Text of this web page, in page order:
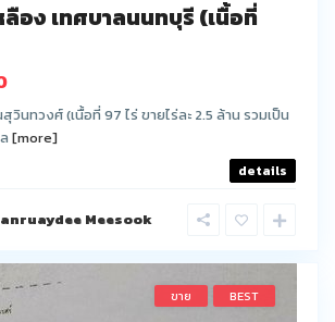
อง เทศบาลนนทบุรี (เนื้อที่
นทวงศ์ (เนื้อที่ 97 ไร่ ขายไร่ละ 2.5 ล้าน รวมเป็น
[more]
details
Meesook
ขาย BEST